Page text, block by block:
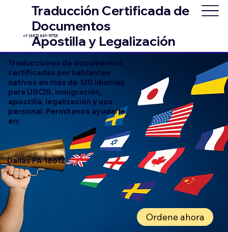
Traducción Certificada de
Documentos
Apostilla y Legalización
+1 (602) 661-9753
Traducciones de documentos
certificadas por hablantes
nativos en más de 130 idiomas
para USCIS, inmigración,
apostilla, legalización y uso
personal. Permítanos ayudarle
en:
Dallas PA 18612
Ordene ahora